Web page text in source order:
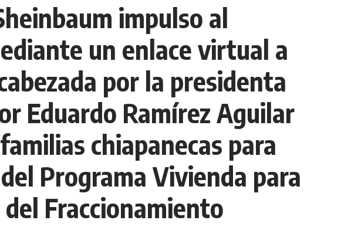
impulso al
un enlace virtual a
por la presidenta
Eduardo Ramírez Aguilar
chiapanecas para
Programa Vivienda para
Fraccionamiento